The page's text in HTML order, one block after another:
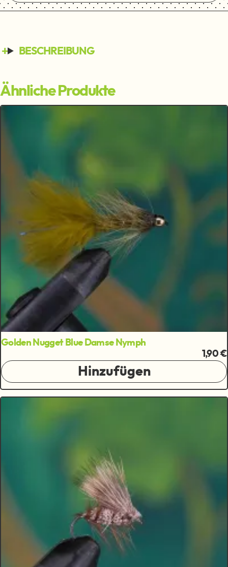
BESCHREIBUNG
Ähnliche Produkte
Golden Nugget Blue Damse Nymph
1,90 €
Hinzufügen